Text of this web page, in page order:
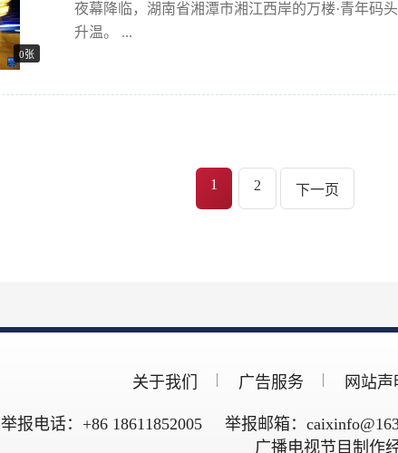
0张
夜幕降临，湖南省湘潭市湘江西岸的万楼·青年码
升温。 ...
1 2 下一页
关于我们 广告服务 网站声
举报电话：+86 18611852005 举报邮箱：
广播电视节目制作